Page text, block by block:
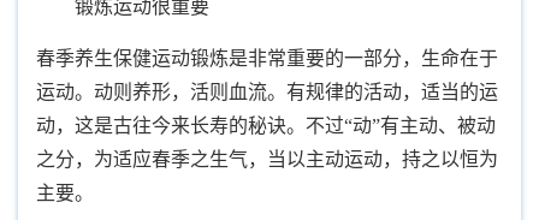
锻炼运动很重要
春季养生保健运动锻炼是非常重要的一部分，生命在于
运动。动则养形，活则血流。有规律的活动，适当的运
动，这是古往今来长寿的秘诀。不过“动”有主动、被动
之分，为适应春季之生气，当以主动运动，持之以恒为
主要。